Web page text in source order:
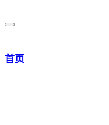
首页